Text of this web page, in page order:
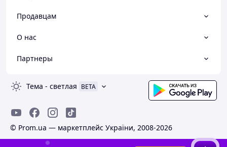
Продавцам
О нас
Партнеры
Тема - светлая BETA
© Prom.ua — маркетплейс України, 2008-2026